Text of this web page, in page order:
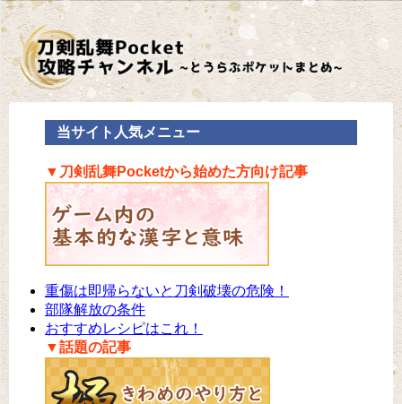
当サイト人気メニュー
▼刀剣乱舞Pocketから始めた方向け記事
重傷は即帰らないと刀剣破壊の危険！
部隊解放の条件
おすすめレシピはこれ！
▼話題の記事